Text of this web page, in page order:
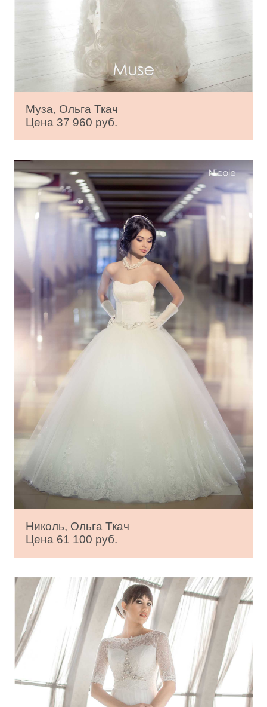
Муза, Ольга Ткач
Цена 37 960 руб.
Николь, Ольга Ткач
Цена 61 100 руб.